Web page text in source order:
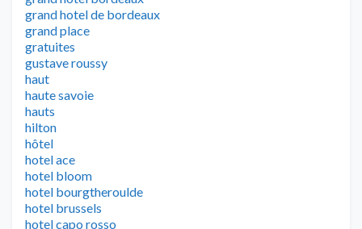
grand hotel de bordeaux
grand place
gratuites
gustave roussy
haut
haute savoie
hauts
hilton
hôtel
hotel ace
hotel bloom
hotel bourgtheroulde
hotel brussels
hotel capo rosso